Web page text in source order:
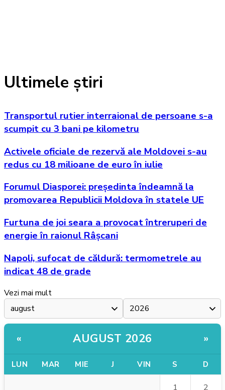
Ultimele știri
Transportul rutier interraional de persoane s-a
scumpit cu 3 bani pe kilometru
Activele oficiale de rezervă ale Moldovei s-au
redus cu 18 milioane de euro în iulie
Forumul Diasporei: președinta îndeamnă la
promovarea Republicii Moldova în statele UE
Furtuna de joi seara a provocat întreruperi de
energie în raionul Râșcani
Napoli, sufocat de căldură: termometrele au
indicat 48 de grade
Vezi mai mult
« AUGUST 2026 »
LUN MAR MIE J VIN S D
1 2